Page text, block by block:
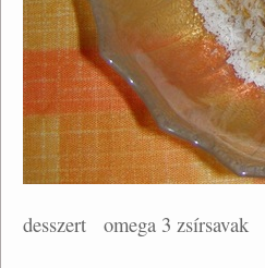
desszert omega 3 zsírsavak